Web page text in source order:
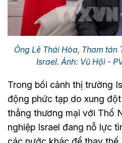
Ông Lê Thái Hòa, Tham tán
Israel. Ảnh: Vũ Hội -
Trong bối cảnh thị trường
động phức tạp do xung
thẳng thương mại với Thổ
nghiệp Israel đang nỗ lực